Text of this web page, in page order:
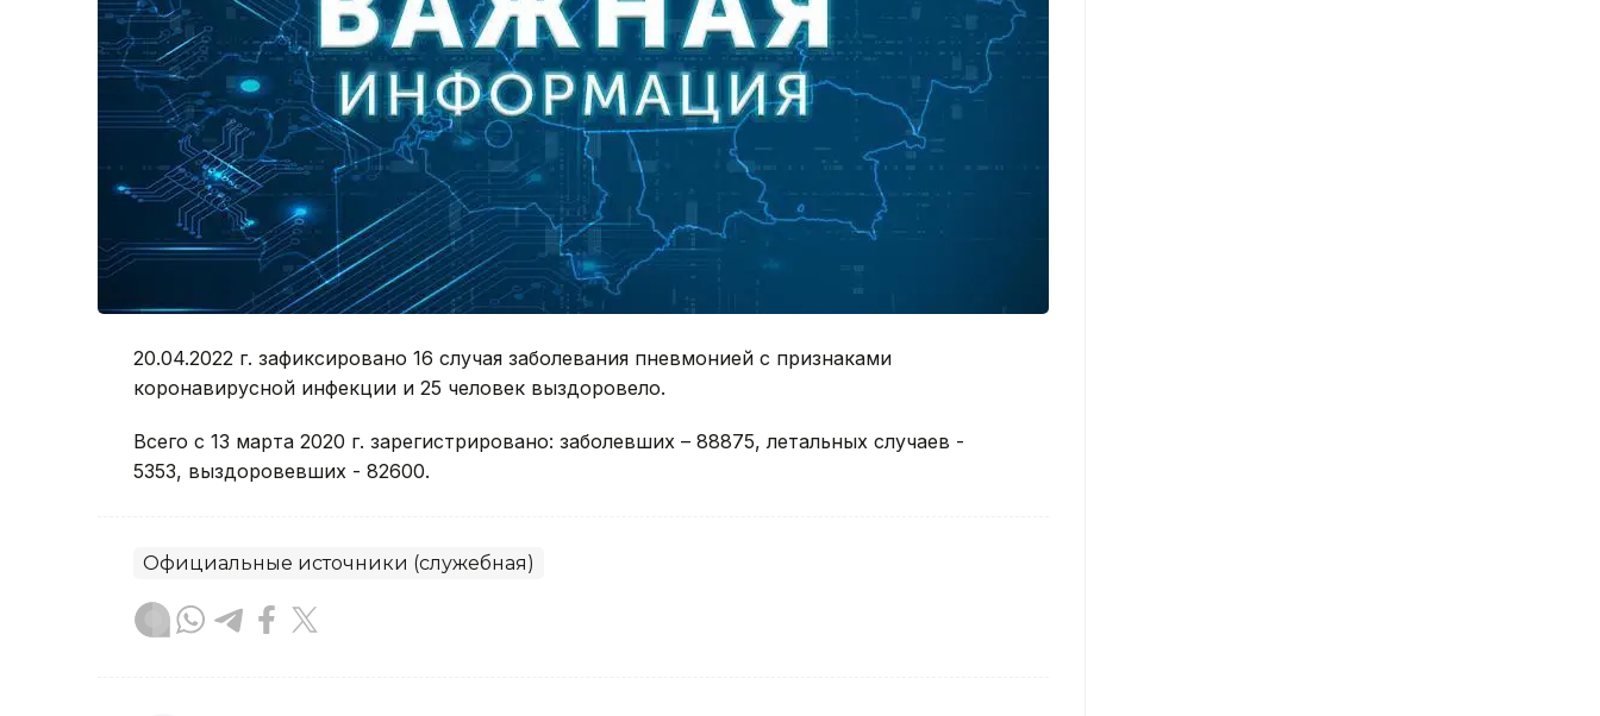
20.04.2022 г. зафиксировано 16 случая заболевания пневмонией с признаками
коронавирусной инфекции и 25 человек выздоровело.
Всего с 13 марта 2020 г. зарегистрировано: заболевших – 88875, летальных случаев -
5353, выздоровевших - 82600.
Официальные источники (служебная)